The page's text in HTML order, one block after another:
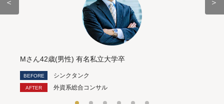
＜
Mさん42歳(男性) 有名私立大学卒
シンクタンク
外資系総合コンサル
＞